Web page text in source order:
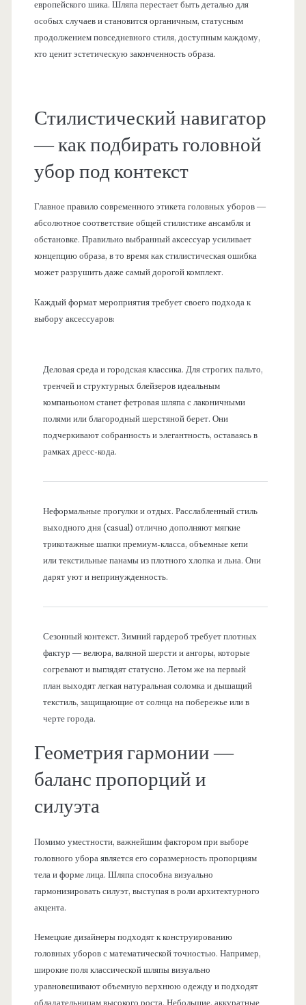
европейского шика. Шляпа перестает быть деталью для
особых случаев и становится органичным, статусным
продолжением повседневного стиля, доступным каждому,
кто ценит эстетическую законченность образа.
Стилистический навигатор
— как подбирать головной
убор под контекст
Главное правило современного этикета головных уборов —
абсолютное соответствие общей стилистике ансамбля и
обстановке. Правильно выбранный аксессуар усиливает
концепцию образа, в то время как стилистическая ошибка
может разрушить даже самый дорогой комплект.
Каждый формат мероприятия требует своего подхода к
выбору аксессуаров:
Деловая среда и городская классика. Для строгих пальто,
тренчей и структурных блейзеров идеальным
компаньоном станет фетровая шляпа с лаконичными
полями или благородный шерстяной берет. Они
подчеркивают собранность и элегантность, оставаясь в
рамках дресс-кода.
Неформальные прогулки и отдых. Расслабленный стиль
выходного дня (casual) отлично дополняют мягкие
трикотажные шапки премиум-класса, объемные кепи
или текстильные панамы из плотного хлопка и льна. Они
дарят уют и непринужденность.
Сезонный контекст. Зимний гардероб требует плотных
фактур — велюра, валяной шерсти и ангоры, которые
согревают и выглядят статусно. Летом же на первый
план выходят легкая натуральная соломка и дышащий
текстиль, защищающие от солнца на побережье или в
черте города.
Геометрия гармонии —
баланс пропорций и
силуэта
Помимо уместности, важнейшим фактором при выборе
головного убора является его соразмерность пропорциям
тела и форме лица. Шляпа способна визуально
гармонизировать силуэт, выступая в роли архитектурного
акцента.
Немецкие дизайнеры подходят к конструированию
головных уборов с математической точностью. Например,
широкие поля классической шляпы визуально
уравновешивают объемную верхнюю одежду и подходят